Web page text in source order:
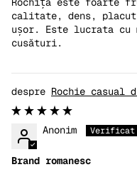
calitate, dens,
ușor. Este lucrata
cusături.
Rochie
Anonim
Brand romanesc